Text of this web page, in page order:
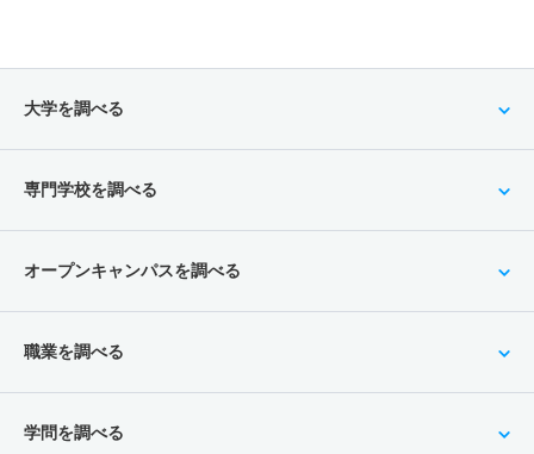
大学を調べる
専門学校を調べる
オープンキャンパスを調べる
職業を調べる
学問を調べる